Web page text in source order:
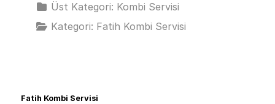
Üst Kategori: Kombi Servisi
Kategori: Fatih Kombi Servisi
Fatih Kombi Servisi